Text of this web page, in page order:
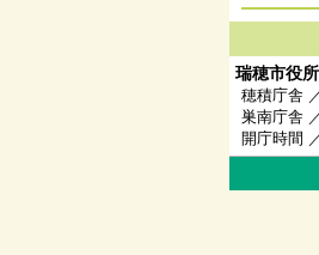
瑞穂市役
穂積庁舎
巣南庁舎
開庁時間